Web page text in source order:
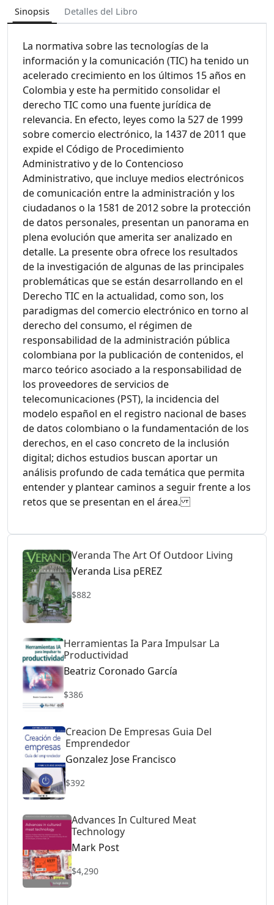
Sinopsis Detalles del Libro
La normativa sobre las tecnologías de la
información y la comunicación (TIC) ha tenido un
acelerado crecimiento en los últimos 15 años en
Colombia y este ha permitido consolidar el
derecho TIC como una fuente jurídica de
relevancia. En efecto, leyes como la 527 de 1999
sobre comercio electrónico, la 1437 de 2011 que
expide el Código de Procedimiento
Administrativo y de lo Contencioso
Administrativo, que incluye medios electrónicos
de comunicación entre la administración y los
ciudadanos o la 1581 de 2012 sobre la protección
de datos personales, presentan un panorama en
plena evolución que amerita ser analizado en
detalle. La presente obra ofrece los resultados
de la investigación de algunas de las principales
problemáticas que se están desarrollando en el
Derecho TIC en la actualidad, como son, los
paradigmas del comercio electrónico en torno al
derecho del consumo, el régimen de
responsabilidad de la administración pública
colombiana por la publicación de contenidos, el
marco teórico asociado a la responsabilidad de
los proveedores de servicios de
telecomunicaciones (PST), la incidencia del
modelo español en el registro nacional de bases
de datos colombiano o la fundamentación de los
derechos, en el caso concreto de la inclusión
digital; dichos estudios buscan aportar un
análisis profundo de cada temática que permita
entender y plantear caminos a seguir frente a los
retos que se presentan en el área.
Veranda The Art Of Outdoor Living
Veranda Lisa pEREZ
$882
Herramientas Ia Para Impulsar La
Productividad
Beatriz Coronado García
$386
Creacion De Empresas Guia Del
Emprendedor
Gonzalez Jose Francisco
$392
Advances In Cultured Meat
Technology
Mark Post
$4,290